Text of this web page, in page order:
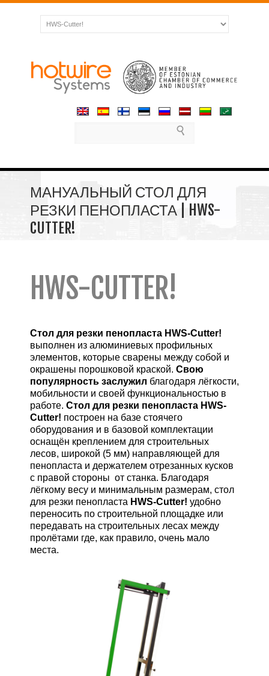
МАНУАЛЬНЫЙ СТОЛ ДЛЯ
РЕЗКИ ПЕНОПЛАСТА | HWS-
CUTTER!
HWS-CUTTER!
Стол для резки пенопласта HWS-Cutter!
выполнен из алюминиевых профильных
элементов, которые сварены между собой и
окрашены порошковой краской. Свою
популярность заслужил благодаря лёгкости,
мобильности и своей функциональностью в
работе. Стол для резки пенопласта HWS-
Cutter! построен на базе стоячего
оборудования и в базовой комплектации
оснащён креплением для строительных
лесов, широкой (5 мм) направляющей для
пенопласта и держателем отрезанных кусков
с правой стороны от станка. Благодаря
лёгкому весу и минимальным размерам, стол
для резки пенопласта HWS-Cutter! удобно
переносить по строительной площадке или
передавать на строительных лесах между
пролётами где, как правило, очень мало
места.